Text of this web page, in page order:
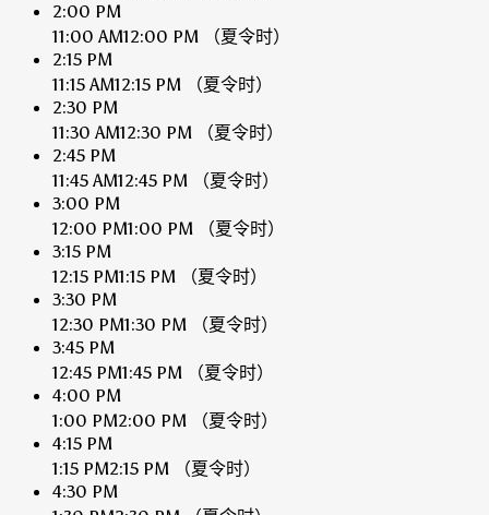
2:00 PM
11:00 AM12:00 PM
（夏令时）
2:15 PM
11:15 AM12:15 PM
（夏令时）
2:30 PM
11:30 AM12:30 PM
（夏令时）
2:45 PM
11:45 AM12:45 PM
（夏令时）
3:00 PM
12:00 PM1:00 PM
（夏令时）
3:15 PM
12:15 PM1:15 PM
（夏令时）
3:30 PM
12:30 PM1:30 PM
（夏令时）
3:45 PM
12:45 PM1:45 PM
（夏令时）
4:00 PM
1:00 PM2:00 PM
（夏令时）
4:15 PM
1:15 PM2:15 PM
（夏令时）
4:30 PM